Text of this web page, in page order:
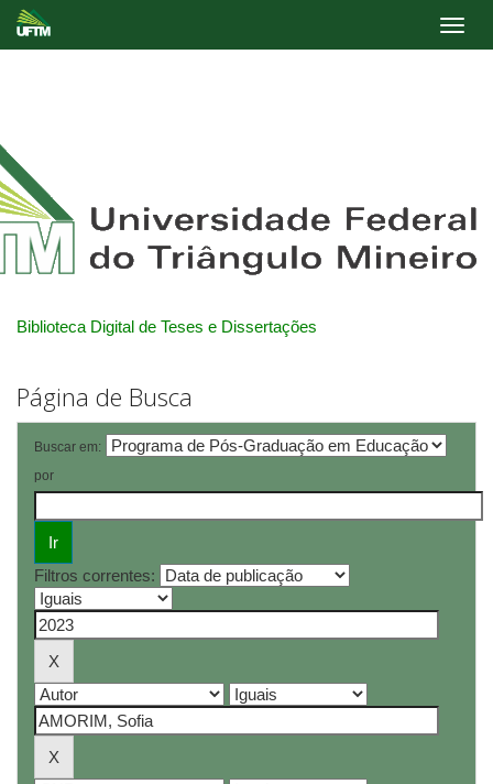
Biblioteca Digital de Teses e Dissertações
Página de Busca
Buscar em:
por
Filtros correntes: